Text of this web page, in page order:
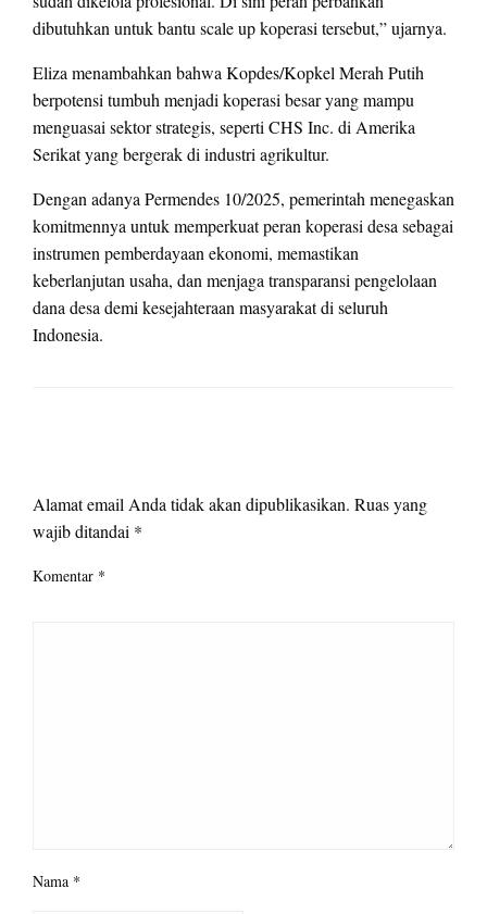
dibutuhkan untuk bantu scale up koperasi tersebut,” ujarnya.
Eliza menambahkan bahwa Kopdes/Kopkel Merah Putih
berpotensi tumbuh menjadi koperasi besar yang mampu
menguasai sektor strategis, seperti CHS Inc. di Amerika
Serikat yang bergerak di industri agrikultur.
Dengan adanya Permendes 10/2025, pemerintah menegaskan
komitmennya untuk memperkuat peran koperasi desa sebagai
instrumen pemberdayaan ekonomi, memastikan
keberlanjutan usaha, dan menjaga transparansi pengelolaan
dana desa demi kesejahteraan masyarakat di seluruh
Indonesia.
Alamat email Anda tidak akan dipublikasikan. Ruas yang
wajib ditandai *
Komentar *
Nama *